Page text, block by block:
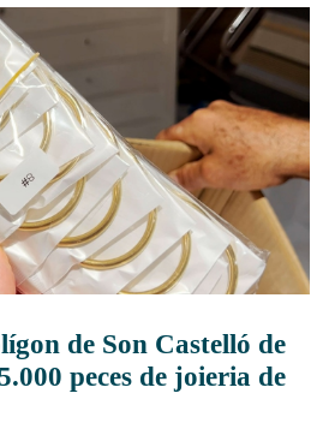
de Son Castelló de
peces de joieria de